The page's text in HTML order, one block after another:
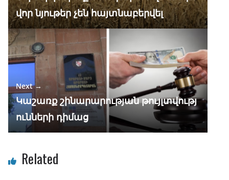
վոր նյութեր չեն հայտնաբերվել
Next →
Կաշառք շինարարության թույլտվությ
ունների դիմաց
Related